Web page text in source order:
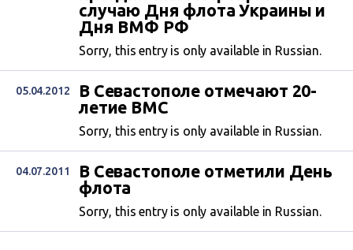
случаю Дня флота Украины и
Дня ВМФ РФ
Sorry, this entry is only available in Russian.
05.04.2012
В Севастополе отмечают 20-
летие ВМС
Sorry, this entry is only available in Russian.
04.07.2011
В Севастополе отметили День
флота
Sorry, this entry is only available in Russian.